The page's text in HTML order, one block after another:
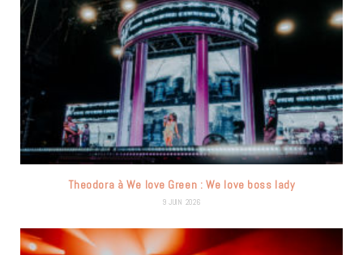
Theodora à We love Green : We love boss lady
9 JUIN 2026